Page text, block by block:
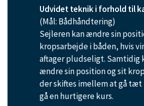
Udvidet teknik i forhold til
(Mål: Bådhåndtering)
Sejleren kan ændre sin
kropsarbejde i båden, hvis
aftager pludseligt. Samtidig
ændre sin position og sit
der skiftes imellem at gå
gå en hurtigere kurs.